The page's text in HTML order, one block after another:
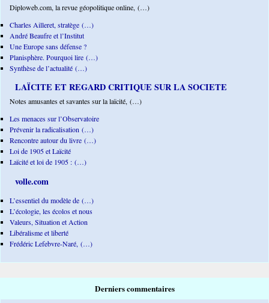
Diploweb.com, la revue géopolitique online, (…)
Charles Ailleret, stratège (…)
André Beaufre et l’Institut
Une Europe sans défense ?
Planisphère. Pourquoi lire (…)
Synthèse de l’actualité (…)
LAÏCITE ET REGARD CRITIQUE SUR LA SOCIETE
Notes amusantes et savantes sur la laïcité, (…)
Les menaces sur l’Observatoire
Prévenir la radicalisation (…)
Rencontre autour du livre (…)
Loi de 1905 et Laïcité
Laïcité et loi de 1905 : (…)
volle.com
L’essentiel du modèle de (…)
L’écologie, les écolos et nous
Valeurs, Situation et Action
Libéralisme et liberté
Frédéric Lefebvre-Naré, (…)
Derniers commentaires